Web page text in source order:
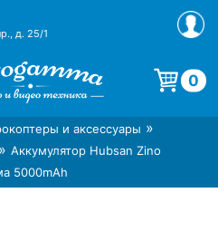
д. 25/1
магазин фототехники
в СПб
фотоаксессуаров foto-
0
Корзина пуста.
и аксессуары »
» Аккумулятор Hubsan Zino
5000mAh